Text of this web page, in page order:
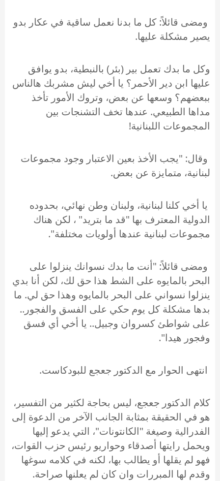
ومضى قائلاً: كل ما بدنا نعمل ساقية في عكار بدو
يصير مشكلة عليها.
وكل ما بدك تعمل بير (بئر) بالنبطية، بدو يوافق
عليها ابن دير الأحمر؟ يا أخي ليش مشربك هالناس
ببعضهم؟ وسعها عن بعض، وتروك الأمور تأخذ
مداها الطبيعي. عندها تخف التشنجات بين
المجموعات اللبنانية!
وقال: "يجب الأخذ بعين الاعتبار وجود مجموعات
لبنانية، متمايزة عن بعض.
يا أخي كلنا لبنانية، ولبنان وطن نهائي، بحدوده
الدولية المعترف بها "قد ما بتريد" ، لكن هناك
مجموعات لبنانية عندها أولويات مختلفة".
ومضى قائلاً: "أنت ما بدك نسوانك ينزلوا على
البحر بالمايوه على الشط هذا حق لك، لكن أنا بدي
ينزلوا نسواني على البحر بالمايوه وهذا حق لي. ما
بدها مشكلة كل يوم حكي على الفسق والفجور..
على شواطئ كسروان وجبيل.. يا أخي أي فسق
وفجور هيدا".
انتهى الحوار مع الدكتور جعجع للبودكاست.
كلام الدكتور جعجع، ليس بحاجة لكثير من التفسير،
هو في الحقيقة بمثابة الجانب الآخر من الدعوة إلى
الفدرالية وصيغة "الكانتونات"، التي يدعو إليها
ويحمل رايتها أصدقاء وحواريو رئيس حزب القوات،
فهو لم يقلها أو يطالب بها، لكنه في كلامه سوغها
وقدم لها المبررات وان كان لم يعلنها صراحة.